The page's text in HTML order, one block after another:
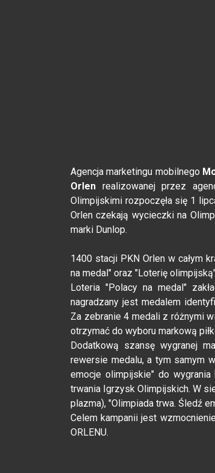
Agencja marketingu mobilnego
Orlen realizowanej przez
Olimpijskimi rozpoczęła się 1
Orlen czekają wycieczki na
marki Dunlop.
1400 stacji PKN Orlen w całym
na medal" oraz "Loterię
Loteria "Polacy na medal"
nagradzany jest medalem
Za zebranie 4 medali z różnymi
otrzymać do wyboru markową
Dodatkową szansę wygranej
rewersie medalu, a tym samym
emocje olimpijskie" do
trwania Igrzysk Olimpijskich. W
plazma), "Olimpiada trwa. Śledź
Celem kampanii jest
ORLENU.